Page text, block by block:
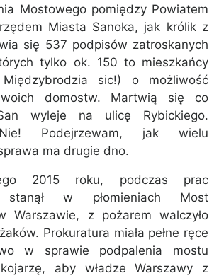
Mostowego pomiędzy Powiatem
Miasta Sanoka, jak królik z
się 537 podpisów zatroskanych
tylko ok. 150 to mieszkańcy
sic!) o możliwość
domostw. Martwią się co
wyleje na ulicę Rybickiego.
Podejrzewam, jak wielu
ma drugie dno.
2015 roku, podczas prac
stanął w płomieniach Most
Warszawie, z pożarem walczyło
Prokuratura miała pełne ręce
w sprawie podpalenia mostu
aby władze Warszawy z